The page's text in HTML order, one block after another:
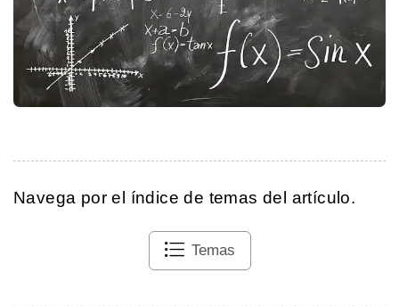
Navega por el índice de temas del artículo.
Temas